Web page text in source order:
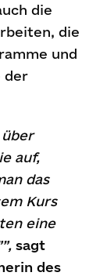
die
die
und
der
auf,
das
Kurs
eine
sagt
des